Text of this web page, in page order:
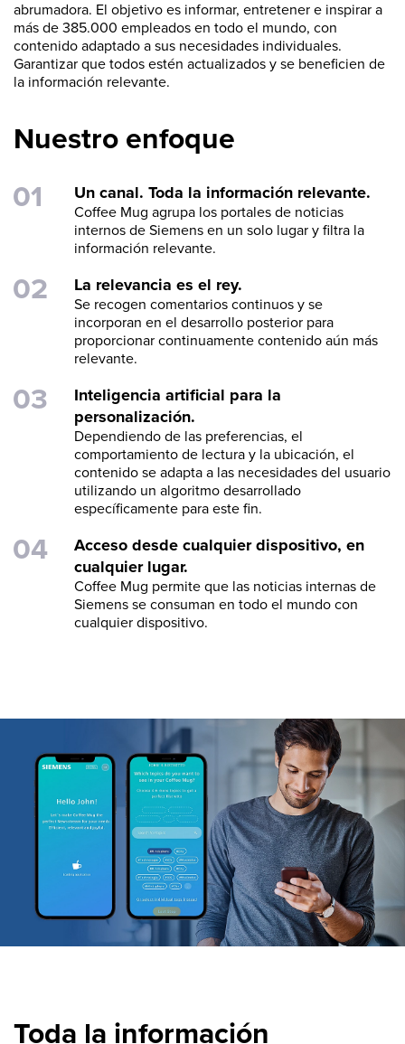
abrumadora. El objetivo es informar, entretener e inspirar a
más de 385.000 empleados en todo el mundo, con
contenido adaptado a sus necesidades individuales.
Garantizar que todos estén actualizados y se beneficien de
la información relevante.
Nuestro enfoque
Un canal. Toda la información relevante.
Coffee Mug agrupa los portales de noticias
internos de Siemens en un solo lugar y filtra la
información relevante.
La relevancia es el rey.
Se recogen comentarios continuos y se
incorporan en el desarrollo posterior para
proporcionar continuamente contenido aún más
relevante.
Inteligencia artificial para la
personalización.
Dependiendo de las preferencias, el
comportamiento de lectura y la ubicación, el
contenido se adapta a las necesidades del usuario
utilizando un algoritmo desarrollado
específicamente para este fin.
Acceso desde cualquier dispositivo, en
cualquier lugar.
Coffee Mug permite que las noticias internas de
Siemens se consuman en todo el mundo con
cualquier dispositivo.
Toda la información